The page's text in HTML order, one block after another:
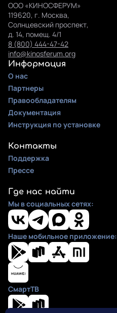
ООО «КИНОСФЕРУМ»
119620, г. Москва,
Солнцевский проспект,
д. 14, помещ. 4/1
8 (800) 444-47-42
info@kinosferum.org
Информация
О нас
Партнеры
Правообладателям
Документация
Инструкция по установке
Контакты
Поддержка
Прессе
Где нас найти
Мы в социальных сетях:
Наше мобильное приложение:
СмартТВ